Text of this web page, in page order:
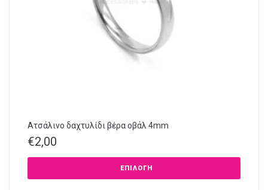
Ατσάλινο δαχτυλίδι βέρα οβάλ 4mm
€2,00
ΕΠΙΛΟΓΉ